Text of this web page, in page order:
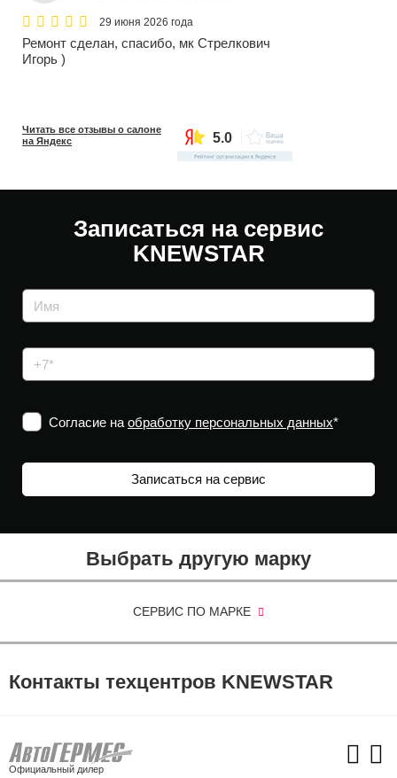
29 июня 2026 года
Ремонт сделан, спасибо, мк Стрелкович
Игорь )
Читать все отзывы о салоне
на Яндекс
5.0
Записаться на сервис
KNEWSTAR
Согласие на обработку персональных данных*
Выбрать другую марку
СЕРВИС ПО МАРКЕ
Контакты техцентров KNEWSTAR
Официальный дилер